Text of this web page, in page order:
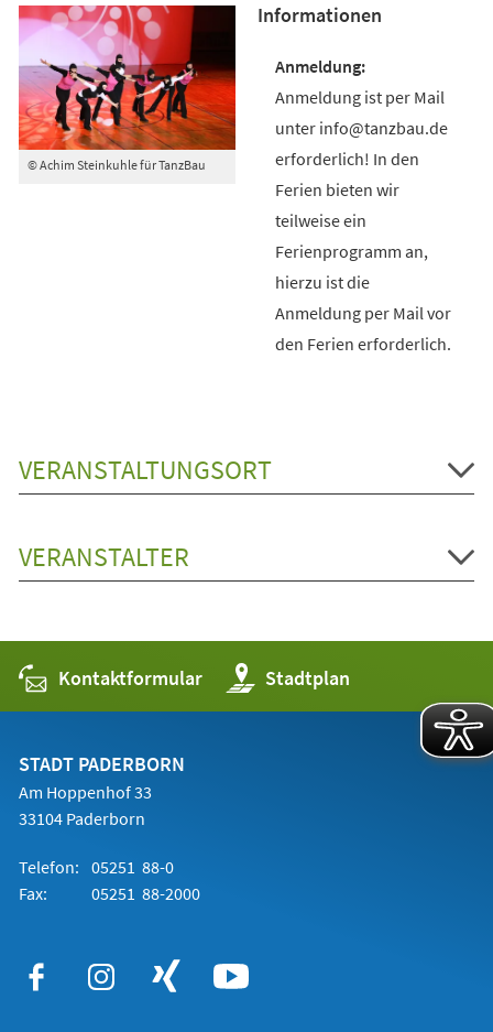
© Achim Steinkuhle für TanzBau
Informationen
Anmeldung ist per Mail
unter info@tanzbau.de
erforderlich! In den
Ferien bieten wir
teilweise ein
Ferienprogramm an,
hierzu ist die
Anmeldung per Mail vor
den Ferien erforderlich.
VERANSTALTUNGSORT
VERANSTALTER
Kontaktformular Stadtplan
(Öffnet
in
einem
STADT PADERBORN
Am Hoppenhof 33
33104 Paderborn
Telefon: 05251 88-0
Fax:
05251 88-2000